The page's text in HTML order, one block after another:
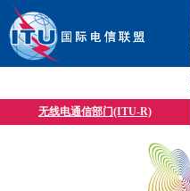
无线电通信部门(ITU-R)